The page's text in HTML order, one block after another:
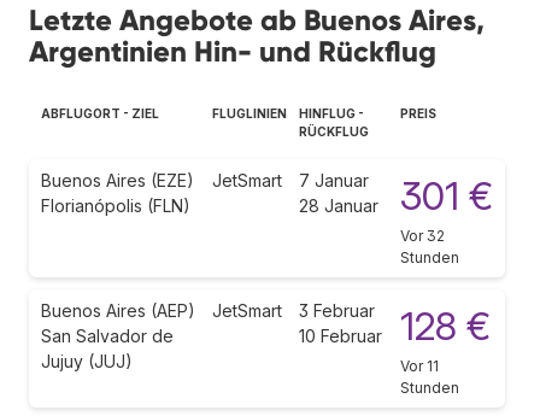
Letzte Angebote ab Buenos Aires,
Argentinien Hin- und Rückflug
ABFLUGORT - ZIEL FLUGLINIEN
HINFLUG -
RÜCKFLUG
PREIS
Buenos Aires (EZE)
Florianópolis (FLN)
JetSmart
7 Januar
28 Januar
301 €
Vor 32
Stunden
Buenos Aires (AEP)
San Salvador de
Jujuy (JUJ)
JetSmart
3 Februar
10 Februar
128 €
Vor 11
Stunden